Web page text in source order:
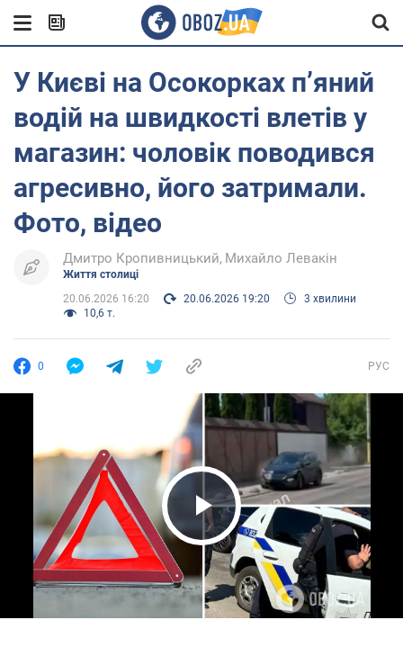
У Києві на Осокорках п’яний
водій на швидкості влетів у
магазин: чоловік поводився
агресивно, його затримали.
Фото, відео
Дмитро Кропивницький Михайло Левакін
Життя столиці
20.06.2026 16:20
20.06.2026 19:20
3 хвилини
10,6 т.
0 РУС
Play Video